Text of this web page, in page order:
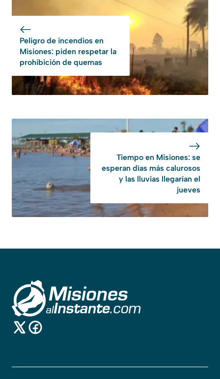
Peligro de incendios en
Misiones: piden respetar la
prohibición de quemas
Tiempo en Misiones: se
esperan días más calurosos
y las lluvias llegarían el
jueves